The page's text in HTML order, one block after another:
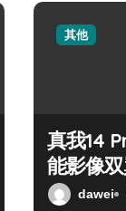
其他
真我14
能影像
dawei